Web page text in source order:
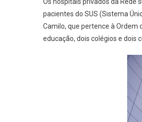
pacientes do SUS (Sistema
Camilo, que pertence à Ordem
educação, dois colégios e dois